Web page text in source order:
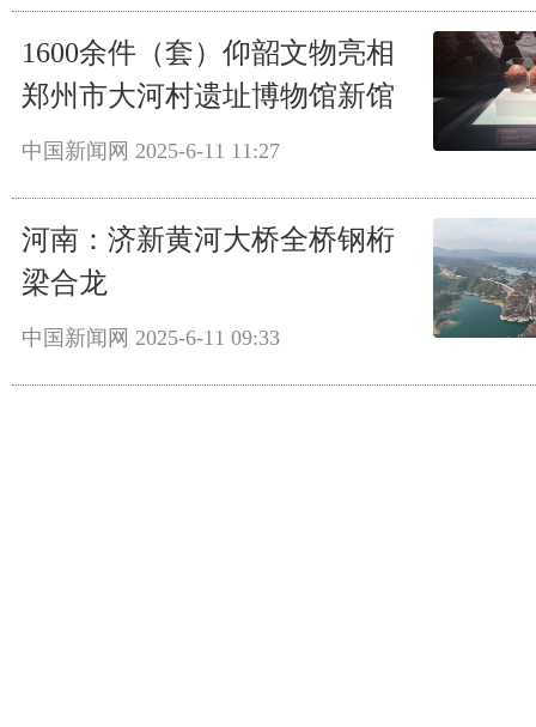
1600余件（套）仰韶文物亮相
郑州市大河村遗址博物馆新馆
中国新闻网 2025-6-11 11:27
河南：济新黄河大桥全桥钢桁
梁合龙
中国新闻网 2025-6-11 09:33